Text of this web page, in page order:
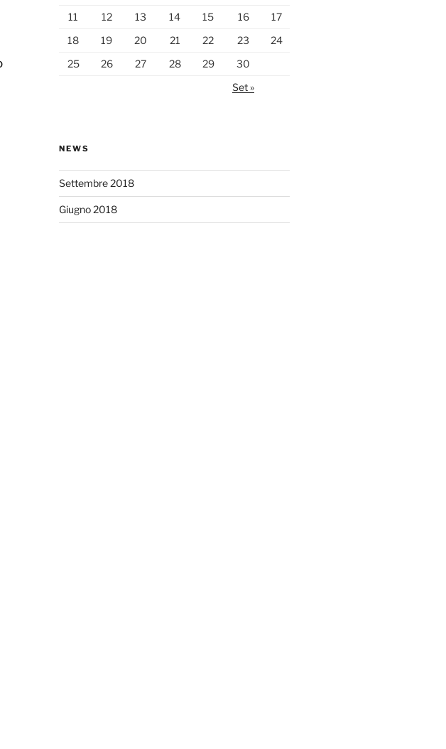
11
12 13 14 15 16
17
18
19 20 21 22 23
24
25
26 27 28 29
30
Set »
NEWS
Settembre 2018
Giugno 2018